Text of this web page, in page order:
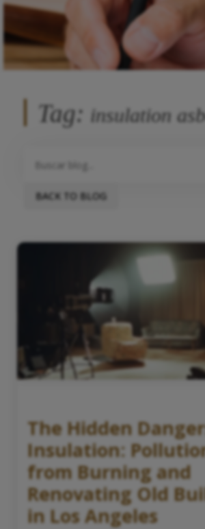
Tag: insulation
BACK TO BLOG
The Hidden
Insulation:
from Burning and
Renovating Old
in Los Angeles